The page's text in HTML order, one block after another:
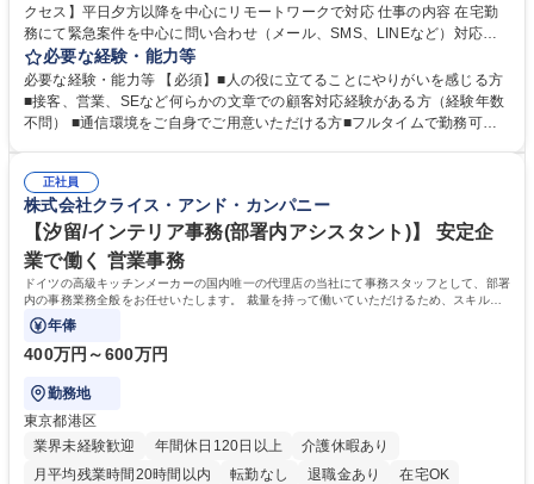
クセス】平日夕方以降を中心にリモートワークで対応 仕事の内容 在宅勤
務にて緊急案件を中心に問い合わせ（メール、SMS、LINEなど）対応、
契約開始手続き処理などを行なっていただきます。カスタマーサクセス
（Digiops：デジオプス）と運用構築の業務となります。 ■お問い合わせ
対応業務全般（システム入力、契約手続き含む） ■デジタルコミュニケー
ションツール（メール、SMS、LINE等）を使用 ■お客様のニーズに応じた
添ってサービス提供できることが魅力 募集職種 【リモート/カスタマーサ
クセス】平日夕方以降を中心にリモートワークで対応
必要な経験・能力等
必要な経験・能力等 【必須】■人の役に立てることにやりがいを感じる方
■接客、営業、SEなど何らかの文章での顧客対応経験がある方（経験年数
不問） ■通信環境をご自身でご用意いただける方■フルタイムで勤務可能
境に貢献したい■改善提案や改善アクション等新しいことに意欲がある方
【英語（語学力）】■翻訳ツールを用い英語でコミュニケーションをとる
ことに抵抗がない方■英語は話せなくても問題はありませんが、英語が話
せますと、よりチャンスが広がります。※日本語がネイティブレベル必須
学歴・資格 学歴：大学院 大学 高専 短大 専修学校 高校 語学力： 資格：
正社員
株式会社クライス・アンド・カンパニー
【汐留/インテリア事務(部署内アシスタント)】 安定企
業で働く 営業事務
ドイツの高級キッチンメーカーの国内唯一の代理店の当社にて事務スタッフとして、部署
内の事務業務全般をお任せいたします。 裁量を持って働いていただけるため、スキルア
ップも可能です。
年俸
400万円～600万円
勤務地
東京都港区
業界未経験歓迎
年間休日120日以上
介護休暇あり
月平均残業時間20時間以内
転勤なし 退職金あり
在宅OK